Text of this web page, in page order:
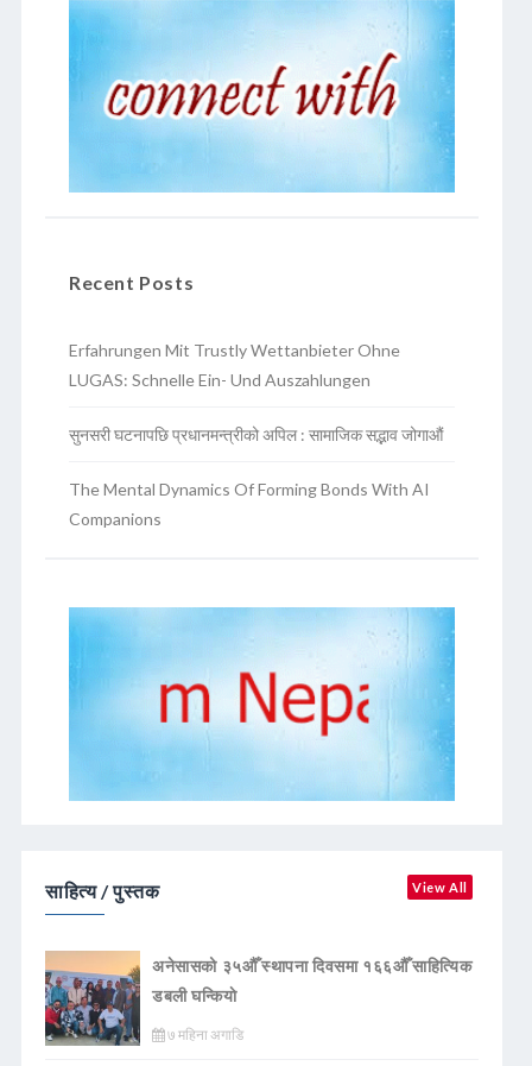
Recent Posts
Erfahrungen Mit Trustly Wettanbieter Ohne
LUGAS: Schnelle Ein- Und Auszahlungen
सुनसरी घटनापछि प्रधानमन्त्रीको अपिल : सामाजिक सद्भाव जोगाऔं
The Mental Dynamics Of Forming Bonds With AI
Companions
साहित्य / पुस्तक View All
अनेसासको ३५औँ स्थापना दिवसमा १६६औँ साहित्यिक
डबली घन्कियाे
७ महिना अगाडि